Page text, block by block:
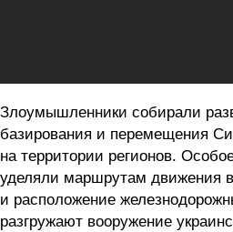
Злоумышленники собирали
базирования и перемещения
на территории регионов.
уделяли маршрутам движения
и расположение
разгружают вооружение